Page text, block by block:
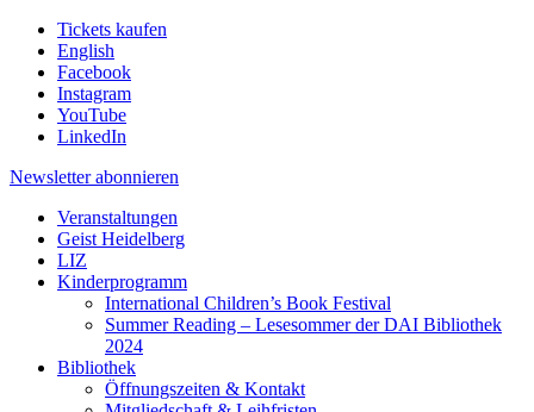
Tickets kaufen
English
Facebook
Instagram
YouTube
LinkedIn
Newsletter abonnieren
Veranstaltungen
Geist Heidelberg
LIZ
Kinderprogramm
International Children’s Book Festival
Summer Reading – Lesesommer der DAI Bibliothek
2024
Bibliothek
Öffnungszeiten & Kontakt